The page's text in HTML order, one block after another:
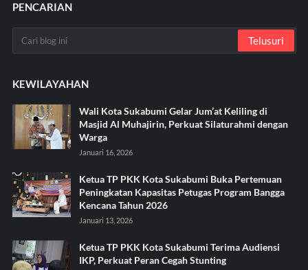
PENCARIAN
KEWILAYAHAN
Wali Kota Sukabumi Gelar Jum’at Keliling di
Masjid Al Muhajirin, Perkuat Silaturahmi dengan
Warga
Januari 16, 2026
Ketua TP PKK Kota Sukabumi Buka Pertemuan
Peningkatan Kapasitas Petugas Program Bangga
Kencana Tahun 2026
Januari 13, 2026
Ketua TP PKK Kota Sukabumi Terima Audiensi
IKP, Perkuat Peran Cegah Stunting